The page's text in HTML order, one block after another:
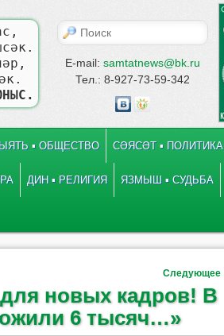
E-mail: samtatnews@bk.ru
Тел.: 8-927-73-59-342
▪ ОБЩЕСТВО СӘЯСӘТ ▪ ПОЛИТИКА
ДИН ▪ РЕЛИГИЯ ЯЗМЫШ ▪ СУДЬБА
Следующее
для новых кадров! В
6 тысяч…»